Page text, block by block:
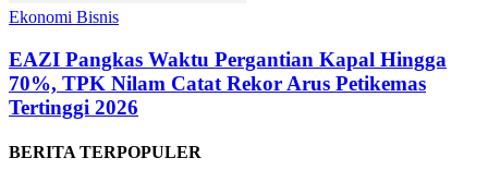
Ekonomi Bisnis
EAZI Pangkas Waktu Pergantian Kapal Hingga
70%, TPK Nilam Catat Rekor Arus Petikemas
Tertinggi 2026
BERITA TERPOPULER